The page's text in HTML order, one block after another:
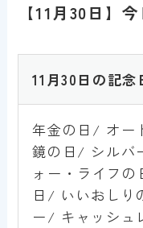
【11月30日】
11月30日の記念
年金の日/ オー
鏡の日/ シルバ
ォー・ライフ
日/ いいおしり
ー/ キャッシュ